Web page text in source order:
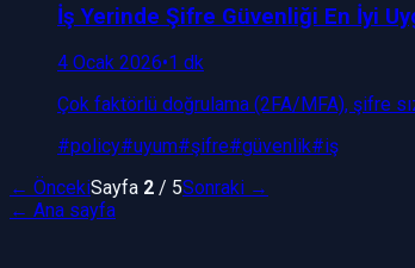
İş Yerinde Şifre Güvenliği En İyi
4 Ocak 2026•1 dk
Çok faktörlü doğrulama (2FA/MFA), şifre
#policy#uyum#şifre#güvenlik#iş
← ÖncekiSayfa 2 / 5Sonraki →
← Ana sayfa